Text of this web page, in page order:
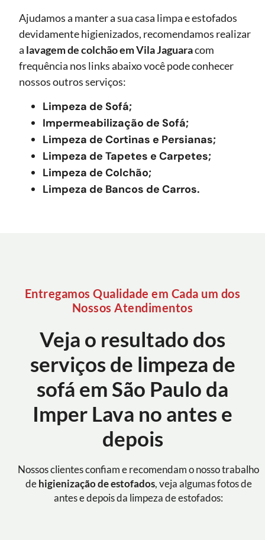
Ajudamos a manter a sua casa limpa e estofados
devidamente higienizados, recomendamos realizar
a lavagem de colchãoem Vila Jaguaracom
frequência nos links abaixo você pode conhecer
nossos outros serviços:
Limpeza de Sofá;
Impermeabilização de Sofá;
Limpeza de Cortinas e Persianas;
Limpeza de Tapetes e Carpetes;
Limpeza de Colchão;
Limpeza de Bancos de Carros.
Entregamos Qualidade em Cada um dos
Nossos Atendimentos
Veja o resultado dos
serviços de limpeza de
sofá em São Paulo da
Imper Lava no antes e
depois
Nossos clientes confiam e recomendam o nosso trabalho
de higienização de estofados, veja algumas fotos de
antes e depois da limpeza de estofados: